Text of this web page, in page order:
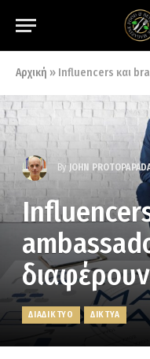
Αρχική » Influencers και
By JOHN
ΔΙΑΔΙΚΤΥΟ ΔΙΚΤΥΑ